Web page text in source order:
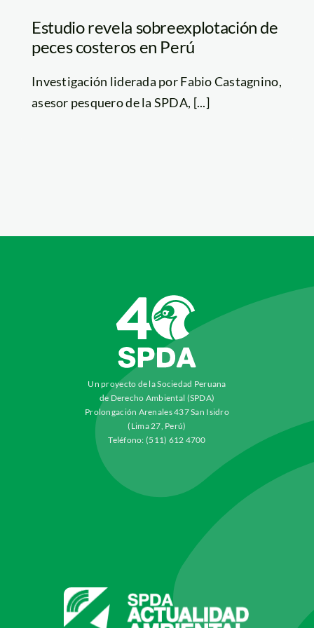
Estudio revela sobreexplotación de
peces costeros en Perú
Investigación liderada por Fabio Castagnino,
asesor pesquero de la SPDA, [...]
Un proyecto de la Sociedad Peruana
de Derecho Ambiental (SPDA)
Prolongación Arenales 437 San Isidro
(Lima 27, Perú)
Teléfono: (511) 612 4700